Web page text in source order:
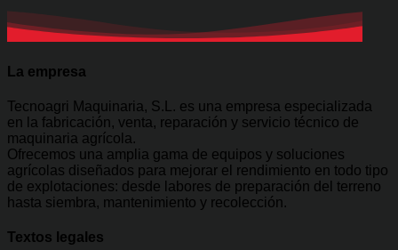
La empresa
Tecnoagri Maquinaria, S.L. es una empresa especializada
en la fabricación, venta, reparación y servicio técnico de
maquinaria agrícola.
Ofrecemos una amplia gama de equipos y soluciones
agrícolas diseñados para mejorar el rendimiento en todo tipo
de explotaciones: desde labores de preparación del terreno
hasta siembra, mantenimiento y recolección.
Textos legales